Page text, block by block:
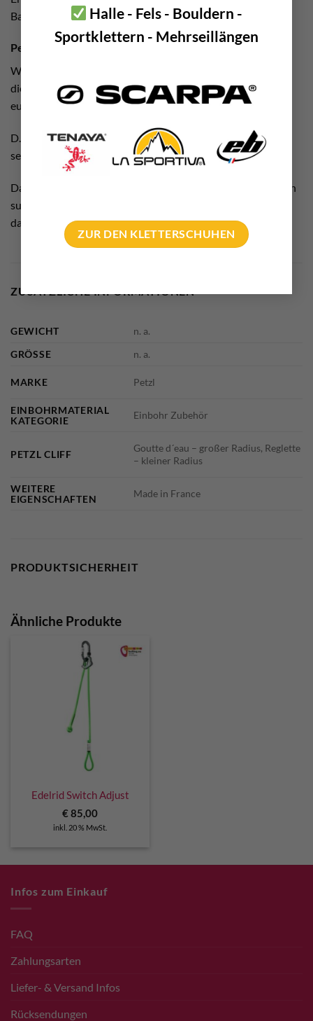
Halle - Fels - Bouldern -
Sportklettern - Mehrseillängen
ZUR DEN KLETTERSCHUHEN
Bandschlinge ausgestattet.
Petzl Cliff – Praxis Tipp
Wir empfehlen euch unbedingt eine „adjustable Daisy“ zu
diesen beiden Hooks. Denn damit könnt ihr extrem schnell
euren Abstand zum Cliff einstellen.
D.h. mit der Schnalle an der Daisy lässt sich diese
sekundenschnell „ausfahren“ bzw. wieder „einfahren“.
Damit seid ihr sowohl bei Big Walls als auch beim Einbohren
super schnell unterwegs. Eure zwei
damit also erst so richtig zur Geltung!
ZUSÄTZLICHE INFORMATIONEN
GEWICHT
n. a.
GRÖSSE
n. a.
MARKE Petzl
EINBOHRMATERIAL
KATEGORIE
Einbohr Zubehör
PETZL CLIFF
Goutte d´eau – großer Radius, Reglette
– kleiner Radius
WEITERE
EIGENSCHAFTEN
Made in France
PRODUKTSICHERHEIT
Ähnliche Produkte
Edelrid Switch Adjust
€ 85,00
inkl. 20 % MwSt.
Infos zum Einkauf
FAQ
Zahlungsarten
Liefer- & Versand Infos
Rücksendungen